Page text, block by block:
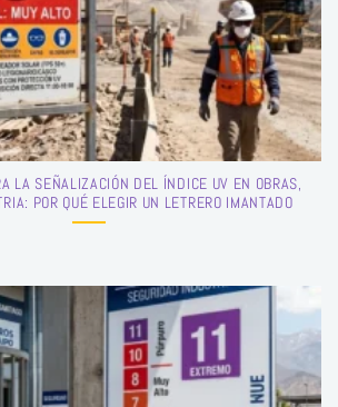
LA SEÑALIZACIÓN DEL ÍNDICE UV EN OBRAS,
POR QUÉ ELEGIR UN LETRERO IMANTADO